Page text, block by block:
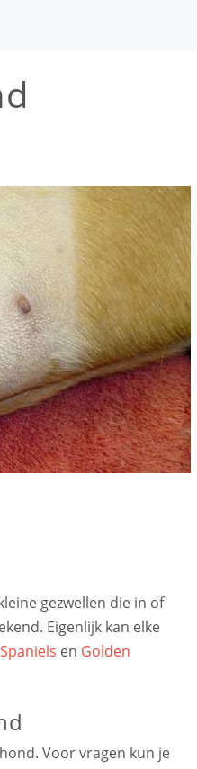
gezwellen die in of
Eigenlijk kan elke
en Golden
Voor vragen kun je